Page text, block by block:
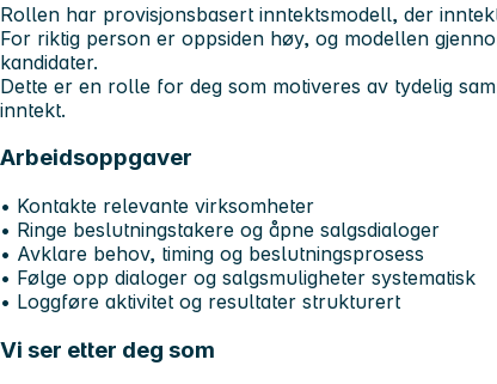
Rollen har provisjonsbasert inntektsmodell, der
For riktig person er oppsiden høy, og modellen
kandidater.
Dette er en rolle for deg som motiveres av tydelig
inntekt.
Arbeidsoppgaver
• Kontakte relevante virksomheter
• Ringe beslutningstakere og åpne salgsdialoger
• Avklare behov, timing og beslutningsprosess
• Følge opp dialoger og salgsmuligheter systematisk
• Loggføre aktivitet og resultater strukturert
Vi ser etter deg som